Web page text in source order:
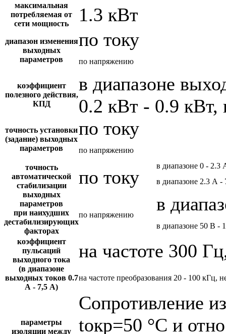
максимальная
потребляемая от
сети мощность
1.3 кВт
диапазон изменения
выходных
параметров
по току
по напряжению
коэффициент
полезного действия,
КПД
в диапазоне
0.2 кВт - 0.9 кВт,
точность установки
(задание) выходных
параметров
по току
по напряжению
точность
автоматической
стабилизации
выходных
параметров
при наихудших
дестабилизирующих
факторах
по току
в диапазоне 0 - 2.3
в диапазоне 2.3 А -
по напряжению
в
в диапазоне 50 В -
коэффициент
пульсаций
выходного тока
(в диапазоне
выходных токов 0.7
А - 7,5 А)
на частоте 300
на частоте преобразования 20 - 100 кГц,
параметры
изоляции между
Сопротивление
tокр=50 °С и